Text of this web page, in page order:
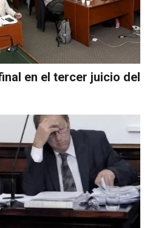
en el tercer juicio del